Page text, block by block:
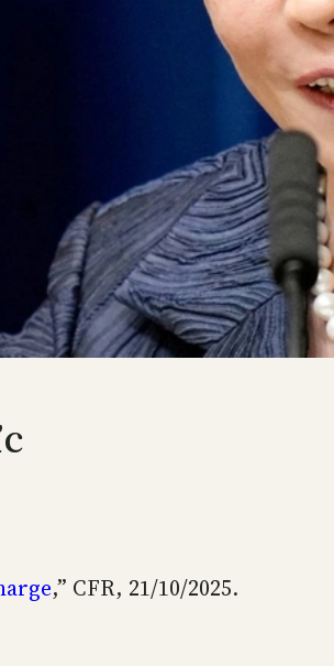
,” CFR, 21/10/2025.